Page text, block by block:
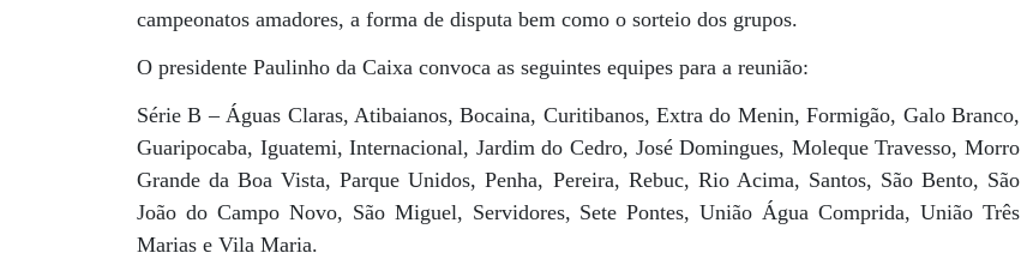
campeonatos amadores, a forma de disputa bem como o sorteio dos grupos.
O presidente Paulinho da Caixa convoca as seguintes equipes para a reunião:
Série B – Águas Claras, Atibaianos, Bocaina, Curitibanos, Extra do Menin, Formigão, Galo Branco,
Guaripocaba, Iguatemi, Internacional, Jardim do Cedro, José Domingues, Moleque Travesso, Morro
Grande da Boa Vista, Parque Unidos, Penha, Pereira, Rebuc, Rio Acima, Santos, São Bento, São
João do Campo Novo, São Miguel, Servidores, Sete Pontes, União Água Comprida, União Três
Marias e Vila Maria.